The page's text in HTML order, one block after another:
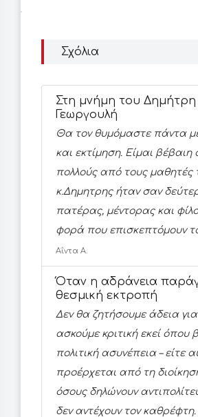
Σχόλια
Στη μνήμη του Δημήτρη
Γεωργουλή
Θα τον θυμόμαστε πάντα
και εκτίμηση. Είμαι βέβαιη
πολλούς από τους μαθητές
κ.Δημητρης ήταν σαν
πατέρας, μέντορας και
φορά που επισκεπτόμουν
Αΐντα Α.
Όταν η αδράνεια
θεσμική εκτροπή
Δεν θα ζητήσουμε άδεια
ασκούμε κριτική εκεί όπου
πολιτική ασυνέπεια – είτε
προέρχεται από τη
όσους δηλώνουν
δεν αντέχουν τον καθρέφτη.